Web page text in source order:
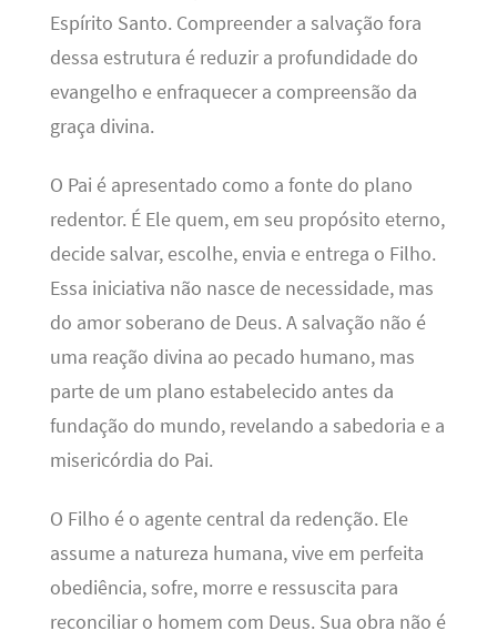
Espírito Santo. Compreender a salvação fora
dessa estrutura é reduzir a profundidade do
evangelho e enfraquecer a compreensão da
graça divina.
O Pai é apresentado como a fonte do plano
redentor. É Ele quem, em seu propósito eterno,
decide salvar, escolhe, envia e entrega o Filho.
Essa iniciativa não nasce de necessidade, mas
do amor soberano de Deus. A salvação não é
uma reação divina ao pecado humano, mas
parte de um plano estabelecido antes da
fundação do mundo, revelando a sabedoria e a
misericórdia do Pai.
O Filho é o agente central da redenção. Ele
assume a natureza humana, vive em perfeita
obediência, sofre, morre e ressuscita para
reconciliar o homem com Deus. Sua obra não é